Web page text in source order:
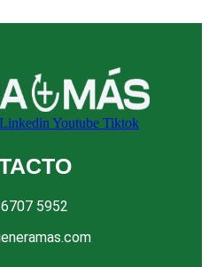
LinkedinYoutube Tiktok
5952